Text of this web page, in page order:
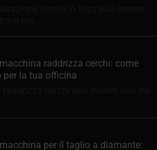
raddrizza cerchi: come
per la tua officina
per il taglio a diamante: